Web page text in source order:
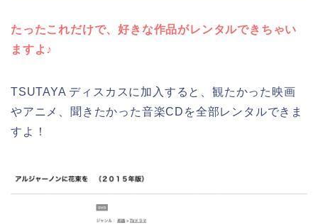
たったこれだけで、好きな作品がレンタルできちゃい
ますよ♪
TSUTAYA ディスカスに加入すると、観たかった映画
やアニメ、聞きたかった音楽CDを全部レンタルできま
すよ！